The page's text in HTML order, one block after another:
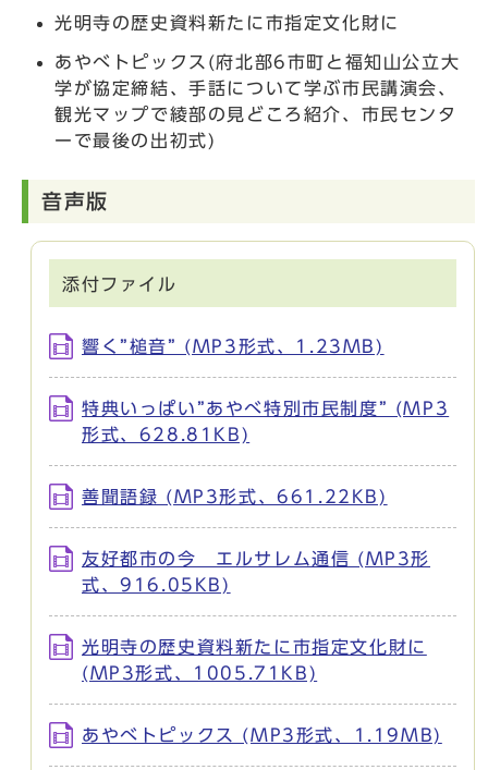
光明寺の歴史資料新たに市指定文化財に
あやべトピックス(府北部6市町と福知山公立大
学が協定締結、手話について学ぶ市民講演会、
観光マップで綾部の見どころ紹介、市民センタ
ーで最後の出初式)
音声版
添付ファイル
響く”槌音” (MP3形式、1.23MB)
特典いっぱい”あやべ特別市民制度” (MP3
形式、628.81KB)
善聞語録 (MP3形式、661.22KB)
友好都市の今 エルサレム通信 (MP3形
式、916.05KB)
光明寺の歴史資料新たに市指定文化財に
(MP3形式、1005.71KB)
あやべトピックス (MP3形式、1.19MB)